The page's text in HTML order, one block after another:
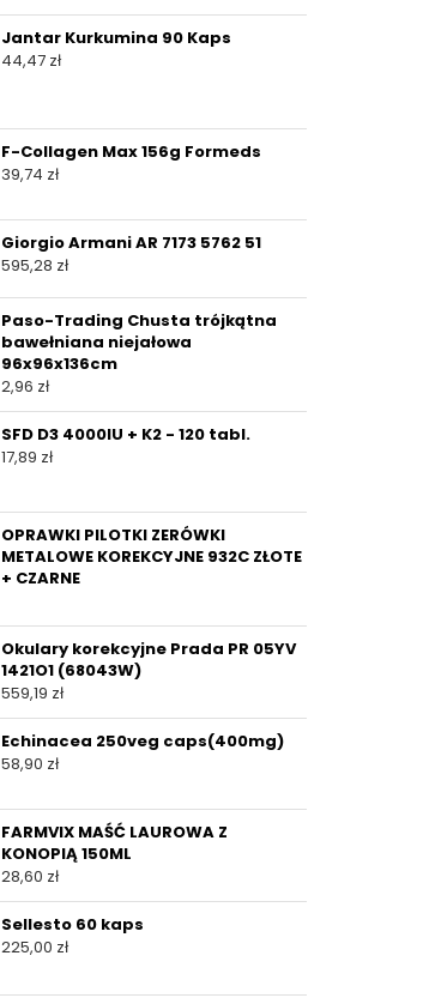
Jantar Kurkumina 90 Kaps
44,47 zł
F-Collagen Max 156g Formeds
39,74 zł
Giorgio Armani AR 7173 5762 51
595,28 zł
Paso-Trading Chusta trójkątna
bawełniana niejałowa
96x96x136cm
2,96 zł
SFD D3 4000IU + K2 - 120 tabl.
17,89 zł
OPRAWKI PILOTKI ZERÓWKI
METALOWE KOREKCYJNE 932C ZŁOTE
+ CZARNE
Okulary korekcyjne Prada PR 05YV
1421O1 (68043W)
559,19 zł
Echinacea 250veg caps(400mg)
58,90 zł
FARMVIX MAŚĆ LAUROWA Z
KONOPIĄ 150ML
28,60 zł
Sellesto 60 kaps
225,00 zł